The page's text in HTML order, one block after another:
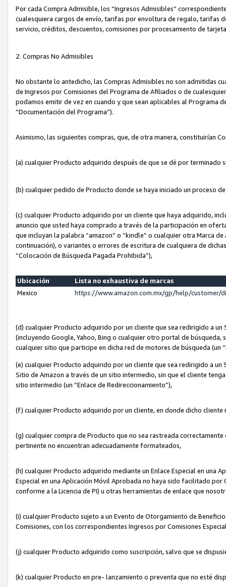
Por cada Compra Admisible, los “Ingresos Admisibles”
cualesquiera cargos de envío, tarifas por envoltura de regalo, tarifas
servicio, créditos, descuentos, comisiones por procesamiento de
2. Compras No Admisibles
No obstante lo antedicho, las Compras Admisibles no son admitidas
de Ingresos por Comisiones del Programa de Afiliados o de
podamos emitir de vez en cuando y que sean aplicables al Programa
“Documentación del Programa”).
Asimismo, las siguientes compras, que, de otra manera, constituirían
(a) cualquier Producto adquirido después de que se dé por terminado
(b) cualquier pedido de Producto donde se haya iniciado un proceso
(c) cualquier Producto adquirido por un cliente que haya adquirido,
anuncio que usted haya comprado a través de la participación en
que incluyan la palabra “amazon” o “kindle” o cualquier otra Marca
continuación), o variantes o errores de escritura de cualquiera de
“Colocación de Búsqueda Pagada Prohibida”),
Ubicación
Lista no exhaustiva de marcas
Mexico
https://www.amazon.com.mx/gp/help/customer/
(d) cualquier Producto adquirido por un cliente que sea redirigido a
(incluyendo Google, Yahoo, Bing o cualquier otro portal de
cualquier sitio que participe en dicha red de motores de búsqueda (un
(e) cualquier Producto adquirido por un cliente que sea redirigido a un
Sitio de Amazon a través de un sitio intermedio, sin que el cliente
sitio intermedio (un “Enlace de Redireccionamiento”),
(f) cualquier Producto adquirido por un cliente, en donde dicho
(g) cualquier compra de Producto que no sea rastreada
pertinente no encuentran adecuadamente formateados,
(h) cualquier Producto adquirido mediante un Enlace Especial en una
Especial en una Aplicación Móvil Aprobada no haya sido facilitado
conforme a la Licencia de PI) u otras herramientas de enlace que
(i) cualquier Producto sujeto a un Evento de Otorgamiento de
Comisiones, con los correspondientes Ingresos por Comisiones
(j) cualquier Producto adquirido como suscripción, salvo que se
(k) cualquier Producto en pre- lanzamiento o preventa que no esté